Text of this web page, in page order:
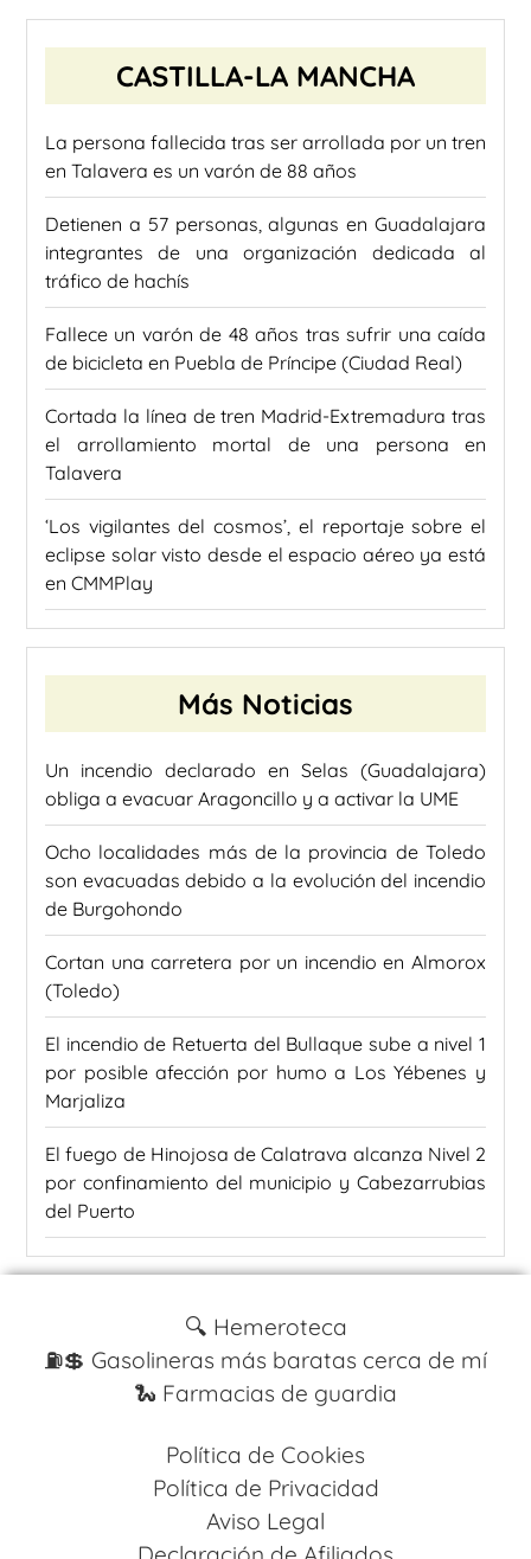
CASTILLA-LA MANCHA
La persona fallecida tras ser arrollada por un tren
en Talavera es un varón de 88 años
Detienen a 57 personas, algunas en Guadalajara
integrantes de una organización dedicada al
tráfico de hachís
Fallece un varón de 48 años tras sufrir una caída
de bicicleta en Puebla de Príncipe (Ciudad Real)
Cortada la línea de tren Madrid-Extremadura tras
el arrollamiento mortal de una persona en
Talavera
‘Los vigilantes del cosmos’, el reportaje sobre el
eclipse solar visto desde el espacio aéreo ya está
en CMMPlay
Más Noticias
Un incendio declarado en Selas (Guadalajara)
obliga a evacuar Aragoncillo y a activar la UME
Ocho localidades más de la provincia de Toledo
son evacuadas debido a la evolución del incendio
de Burgohondo
Cortan una carretera por un incendio en Almorox
(Toledo)
El incendio de Retuerta del Bullaque sube a nivel 1
por posible afección por humo a Los Yébenes y
Marjaliza
El fuego de Hinojosa de Calatrava alcanza Nivel 2
por confinamiento del municipio y Cabezarrubias
del Puerto
🔍 Hemeroteca
⛽️💲 Gasolineras más baratas cerca de mí
🐍 Farmacias de guardia
Política de Cookies
Política de Privacidad
Aviso Legal